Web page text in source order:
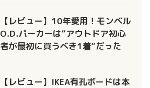
【レビュー】10年愛用！モンベル
O.D.パーカーは“アウトドア初心
者が最初に買うべき1着”だった
【レビュー】IKEA有孔ボードは本